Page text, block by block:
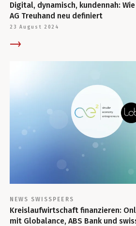
Digital, dynamisch, kundennah:
AG Treuhand neu definiert
23 August 2024
NEWS SWISSPEERS
Kreislaufwirtschaft finanzieren:
mit Globalance, ABS Bank und